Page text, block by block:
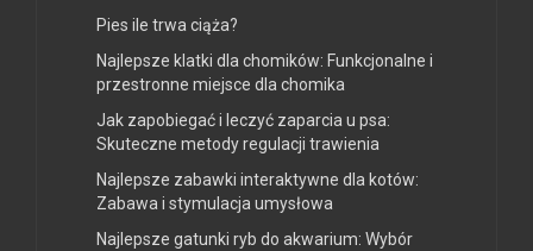
Pies ile trwa ciąża?
Najlepsze klatki dla chomików: Funkcjonalne i
przestronne miejsce dla chomika
Jak zapobiegać i leczyć zaparcia u psa:
Skuteczne metody regulacji trawienia
Najlepsze zabawki interaktywne dla kotów:
Zabawa i stymulacja umysłowa
Najlepsze gatunki ryb do akwarium: Wybór